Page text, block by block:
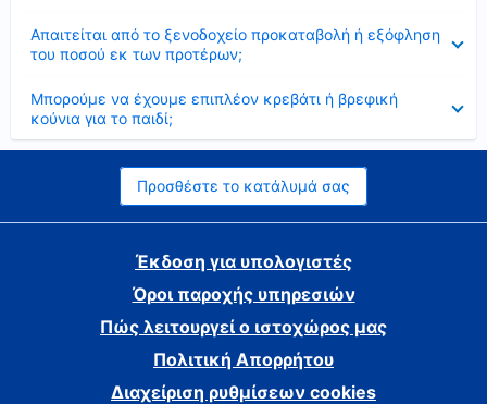
Απαιτείται από το ξενοδοχείο προκαταβολή ή εξόφληση
του ποσού εκ των προτέρων;
Μπορούμε να έχουμε επιπλέον κρεβάτι ή βρεφική
κούνια για το παιδί;
Προσθέστε το κατάλυμά σας
Έκδοση για υπολογιστές
Όροι παροχής υπηρεσιών
Πώς λειτουργεί ο ιστοχώρος μας
Πολιτική Απορρήτου
Διαχείριση ρυθμίσεων cookies